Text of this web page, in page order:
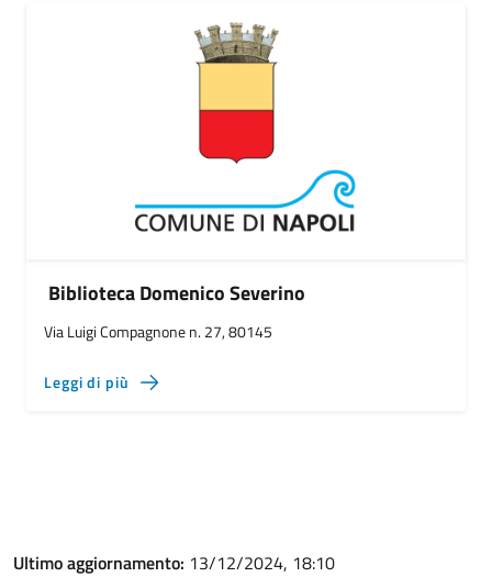
Biblioteca Domenico Severino
Via Luigi Compagnone n. 27, 80145
Leggi di più
Ultimo aggiornamento: 13/12/2024, 18:10